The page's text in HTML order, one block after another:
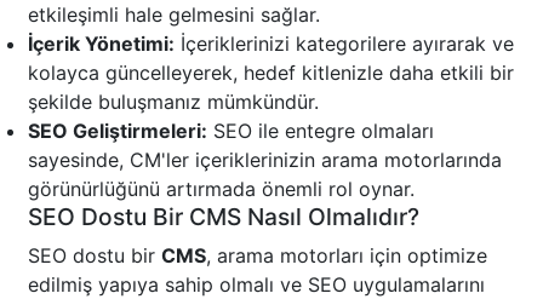
etkileşimli hale gelmesini sağlar.
İçerik Yönetimi: İçeriklerinizi kategorilere ayırarak ve
kolayca güncelleyerek, hedef kitlenizle daha etkili bir
şekilde buluşmanız mümkündür.
SEO Geliştirmeleri: SEO ile entegre olmaları
sayesinde, CM'ler içeriklerinizin arama motorlarında
görünürlüğünü artırmada önemli rol oynar.
SEO Dostu Bir CMS Nasıl Olmalıdır?
SEO dostu bir CMS, arama motorları için optimize
edilmiş yapıya sahip olmalı ve SEO uygulamalarını